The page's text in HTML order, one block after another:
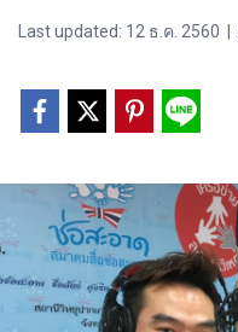
Last updated: 12 ธ.ค. 2560